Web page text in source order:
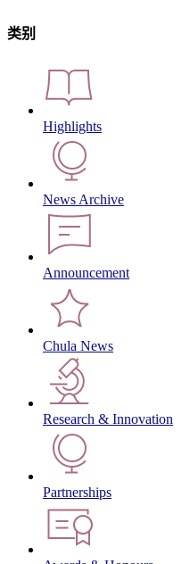
类别
Highlights
News Archive
Announcement
Chula News
Research & Innovation
Partnerships